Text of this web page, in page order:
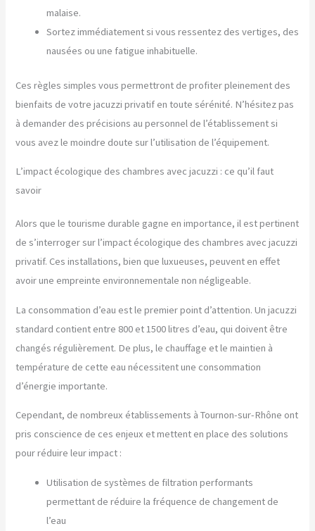
malaise.
Sortez immédiatement si vous ressentez des vertiges, des
nausées ou une fatigue inhabituelle.
Ces règles simples vous permettront de profiter pleinement des
bienfaits de votre jacuzzi privatif en toute sérénité. N’hésitez pas
à demander des précisions au personnel de l’établissement si
vous avez le moindre doute sur l’utilisation de l’équipement.
L’impact écologique des chambres avec jacuzzi : ce qu’il faut
savoir
Alors que le tourisme durable gagne en importance, il est pertinent
de s’interroger sur l’impact écologique des chambres avec jacuzzi
privatif. Ces installations, bien que luxueuses, peuvent en effet
avoir une empreinte environnementale non négligeable.
La consommation d’eau est le premier point d’attention. Un jacuzzi
standard contient entre 800 et 1500 litres d’eau, qui doivent être
changés régulièrement. De plus, le chauffage et le maintien à
température de cette eau nécessitent une consommation
d’énergie importante.
Cependant, de nombreux établissements à Tournon-sur-Rhône ont
pris conscience de ces enjeux et mettent en place des solutions
pour réduire leur impact :
Utilisation de systèmes de filtration performants
permettant de réduire la fréquence de changement de
l’eau